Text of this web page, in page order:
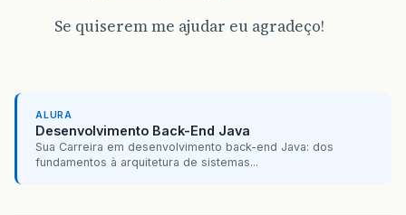
Se quiserem me ajudar eu agradeço!
ALURA
Desenvolvimento Back-End Java
Sua Carreira em desenvolvimento back-end Java: dos
fundamentos à arquitetura de sistemas...